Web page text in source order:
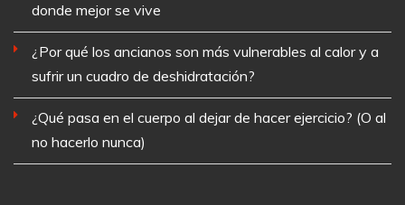
donde mejor se vive
¿Por qué los ancianos son más vulnerables al calor y a
sufrir un cuadro de deshidratación?
¿Qué pasa en el cuerpo al dejar de hacer ejercicio? (O al
no hacerlo nunca)